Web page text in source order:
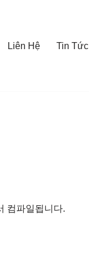
Liên Hệ Tin Tức
컴파일됩니다.